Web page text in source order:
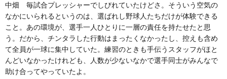
中畑 毎試合プレッシャーでしびれていたけどさ。そういう空気の
なかにいられるというのは、選ばれし野球人たちだけが体験できる
こと。あの環境が、選手一人ひとりに一層の責任を持たせたと思
う。だから、チンタラした行動はまったくなかったし、控えも含め
て全員が一球に集中していた。練習のときも手伝うスタッフがほと
んどいなかったけれども、人数が少ないなかで選手同士がみんなで
助け合ってやっていたよ。